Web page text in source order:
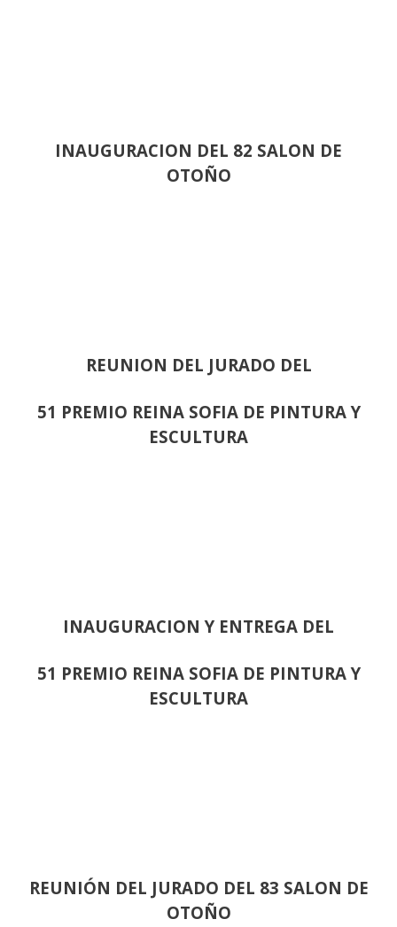
INAUGURACION DEL 82 SALON DE
OTOÑO
REUNION DEL JURADO DEL
51 PREMIO REINA SOFIA DE PINTURA Y
ESCULTURA
INAUGURACION Y ENTREGA DEL
51 PREMIO REINA SOFIA DE PINTURA Y
ESCULTURA
REUNIÓN DEL JURADO DEL 83 SALON DE
OTOÑO